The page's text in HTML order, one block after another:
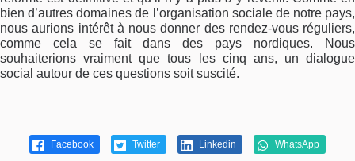
bien d’autres domaines de l’organisation sociale de notre pays,
nous aurions intérêt à nous donner des rendez-vous réguliers,
comme cela se fait dans des pays nordiques. Nous
souhaiterions vraiment que tous les cinq ans, un dialogue
social autour de ces questions soit suscité.
Facebook Twitter Linkedin WhatsApp